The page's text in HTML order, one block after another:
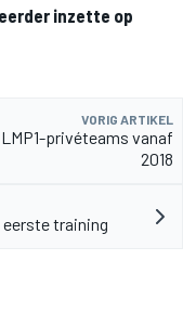
inzette op
VORIG ARTIKEL
privéteams vanaf
2018
eerste training